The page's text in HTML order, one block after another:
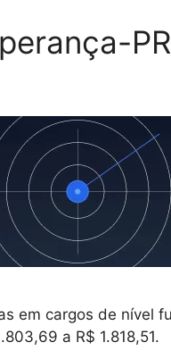
em cargos de nível
a R$ 1.818,51.